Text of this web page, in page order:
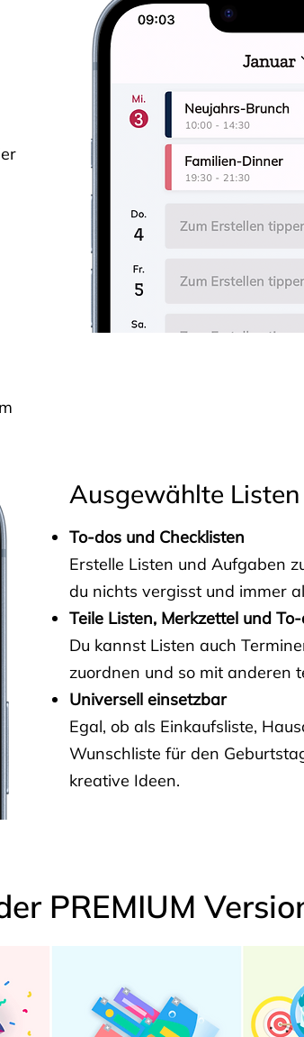
Ausgewählte Listen
To-dos und Checklisten
Erstelle Listen und Aufgaben
du nichts vergisst und immer
Teile Listen, Merkzettel und
Du kannst Listen auch
zuordnen und so mit anderen
Universell einsetzbar
Egal, ob als Einkaufsliste,
Wunschliste für den
kreative Ideen.
PREMIUM